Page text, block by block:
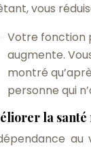
vous
Votre fonction
augmente.
montré
personne qui
la santé